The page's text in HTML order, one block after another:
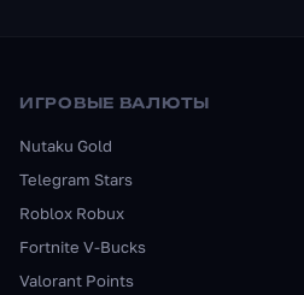
ИГРОВЫЕ ВАЛЮТЫ
Nutaku Gold
Telegram Stars
Roblox Robux
Fortnite V-Bucks
Valorant Points